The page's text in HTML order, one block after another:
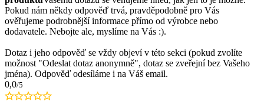
Pokud nám někdy odpověď trvá, pravděpodobně pro Vás
ověřujeme podrobnější informace přímo od výrobce nebo
dodavatele. Nebojte ale, myslíme na Vás :).
Dotaz i jeho odpověď se vždy objeví v této sekci (pokud zvolíte
možnost "Odeslat dotaz anonymně", dotaz se zveřejní bez Vašeho
jména). Odpověď odesíláme i na Váš email.
0,0/5